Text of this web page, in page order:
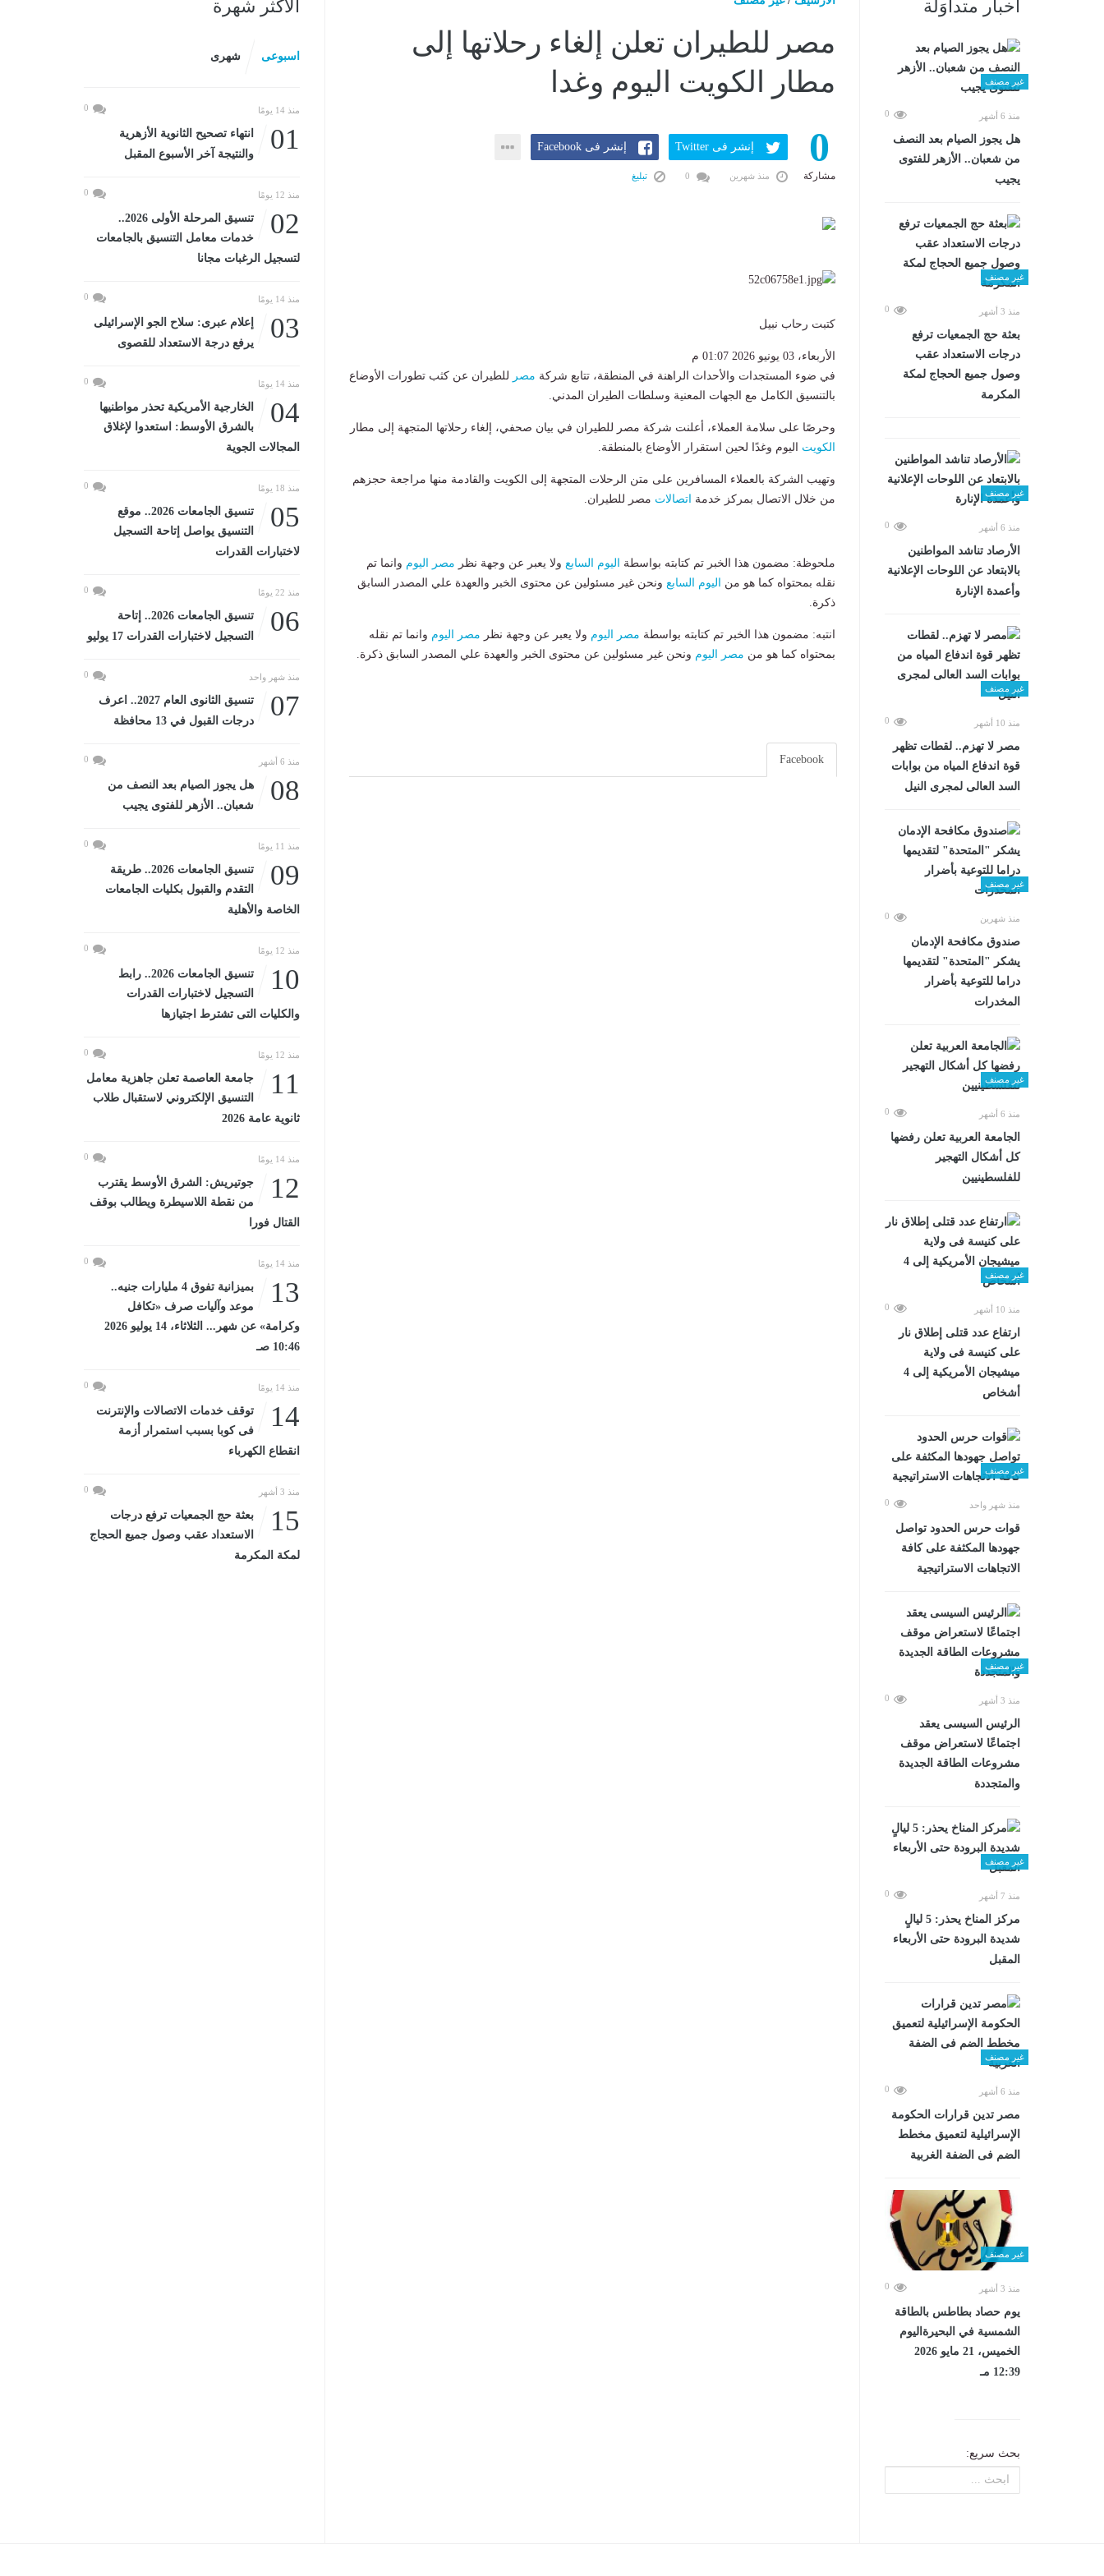
أخبار متداوَلة
غير مصنف
منذ 6 أشهر 0
هل يجوز الصيام بعد النصف
من شعبان.. الأزهر للفتوى
يجيب
غير مصنف
منذ 3 أشهر 0
بعثة حج الجمعيات ترفع
درجات الاستعداد عقب
وصول جميع الحجاج لمكة
المكرمة
غير مصنف
منذ 6 أشهر 0
الأرصاد تناشد المواطنين
بالابتعاد عن اللوحات الإعلانية
وأعمدة الإنارة
غير مصنف
منذ 10 أشهر 0
مصر لا تهزم.. لقطات تظهر
قوة اندفاع المياه من بوابات
السد العالى لمجرى النيل
غير مصنف
منذ شهرين 0
صندوق مكافحة الإدمان
يشكر "المتحدة" لتقديمها
دراما للتوعية بأضرار
المخدرات
غير مصنف
منذ 6 أشهر 0
الجامعة العربية تعلن رفضها
كل أشكال التهجير
للفلسطينيين
غير مصنف
منذ 10 أشهر 0
ارتفاع عدد قتلى إطلاق نار
على كنيسة فى ولاية
ميشيجان الأمريكية إلى 4
أشخاص
غير مصنف
منذ شهر واحد 0
قوات حرس الحدود تواصل
جهودها المكثفة على كافة
الاتجاهات الاستراتيجية
غير مصنف
منذ 3 أشهر 0
الرئيس السيسى يعقد
اجتماعًا لاستعراض موقف
مشروعات الطاقة الجديدة
والمتجددة
غير مصنف
منذ 7 أشهر 0
مركز المناخ يحذر: 5 ليالٍ
شديدة البرودة حتى الأربعاء
المقبل
غير مصنف
منذ 6 أشهر 0
مصر تدين قرارات الحكومة
الإسرائيلية لتعميق مخطط
الضم فى الضفة الغربية
غير مصنف
منذ 3 أشهر 0
يوم حصاد بطاطس بالطاقة
الشمسية في البحيرةاليوم
الخميس، 21 مايو 2026
12:39 مـ
بحث سريع:
مصر للطيران تعلن إلغاء رحلاتها إلى
مطار الكويت اليوم وغدا
0
مشاركة
إنشر فى Twitter إنشر فى Facebook
منذ شهرين تبليغ
كتبت رحاب نبيل
الأربعاء، 03 يونيو 2026 01:07 م
في ضوء المستجدات والأحداث الراهنة في المنطقة، تتابع شركة مصر للطيران عن كثب تطورات الأوضاع
بالتنسيق الكامل مع الجهات المعنية وسلطات الطيران المدني.
وحرصًا على سلامة العملاء، أعلنت شركة مصر للطيران في بيان صحفي، إلغاء رحلاتها المتجهة إلى مطار
الكويت اليوم وغدًا لحين استقرار الأوضاع بالمنطقة.
وتهيب الشركة بالعملاء المسافرين على متن الرحلات المتجهة إلى الكويت والقادمة منها مراجعة حجزهم
من خلال الاتصال بمركز خدمة اتصالات مصر للطيران.
ملحوظة: مضمون هذا الخبر تم كتابته بواسطة اليوم السابع ولا يعبر عن وجهة نظر مصر اليوم وانما تم
نقله بمحتواه كما هو من
اليوم السابع ونحن غير مسئولين عن محتوى الخبر والعهدة علي المصدر السابق
ذكرة.
انتبه: مضمون هذا الخبر تم كتابته بواسطة مصر اليوم ولا يعبر عن وجهة نظر مصر اليوم وانما تم نقله
بمحتواه كما هو من مصر اليوم ونحن غير مسئولين عن محتوى الخبر والعهدة علي المصدر السابق ذكرة.
Facebook
الأكثر شهرة
اسبوعى شهرى
منذ 14 يومًا 0
01
انتهاء تصحيح الثانوية الأزهرية
والنتيجة آخر الأسبوع المقبل
منذ 12 يومًا 0
02
تنسيق المرحلة الأولى 2026..
خدمات معامل التنسيق بالجامعات
لتسجيل الرغبات مجانا
منذ 14 يومًا 0
03
إعلام عبرى: سلاح الجو الإسرائيلى
يرفع درجة الاستعداد للقصوى
منذ 14 يومًا 0
04
الخارجية الأمريكية تحذر مواطنيها
بالشرق الأوسط: استعدوا لإغلاق
المجالات الجوية
منذ 18 يومًا 0
05
تنسيق الجامعات 2026.. موقع
التنسيق يواصل إتاحة التسجيل
لاختبارات القدرات
منذ 22 يومًا 0
06
تنسيق الجامعات 2026.. إتاحة
التسجيل لاختبارات القدرات 17 يوليو
منذ شهر واحد 0
07
تنسيق الثانوى العام 2027.. اعرف
درجات القبول في 13 محافظة
منذ 6 أشهر 0
08
هل يجوز الصيام بعد النصف من
شعبان.. الأزهر للفتوى يجيب
منذ 11 يومًا 0
09
تنسيق الجامعات 2026.. طريقة
التقدم والقبول بكليات الجامعات
الخاصة والأهلية
منذ 12 يومًا 0
10
تنسيق الجامعات 2026.. رابط
التسجيل لاختبارات القدرات
والكليات التى تشترط اجتيازها
منذ 12 يومًا 0
11
جامعة العاصمة تعلن جاهزية معامل
التنسيق الإلكتروني لاستقبال طلاب
ثانوية عامة 2026
منذ 14 يومًا 0
12
جوتيريش: الشرق الأوسط يقترب
من نقطة اللاسيطرة ويطالب بوقف
القتال فورا
منذ 14 يومًا 0
13
بميزانية تفوق 4 مليارات جنيه..
موعد وآليات صرف «تكافل
وكرامة» عن شهر... الثلاثاء، 14 يوليو 2026
10:46 صـ
منذ 14 يومًا 0
14
توقف خدمات الاتصالات والإنترنت
فى كوبا بسبب استمرار أزمة
انقطاع الكهرباء
منذ 3 أشهر 0
15
بعثة حج الجمعيات ترفع درجات
الاستعداد عقب وصول جميع الحجاج
لمكة المكرمة